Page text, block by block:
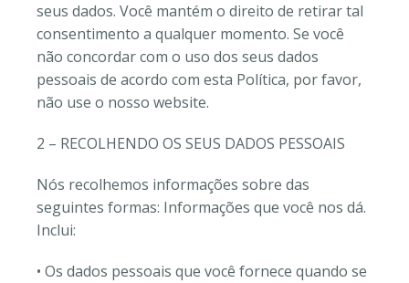
seus dados. Você mantém o direito de retirar tal
consentimento a qualquer momento. Se você
não concordar com o uso dos seus dados
pessoais de acordo com esta Política, por favor,
não use o nosso website.
2 – RECOLHENDO OS SEUS DADOS PESSOAIS
Nós recolhemos informações sobre das
seguintes formas: Informações que você nos dá.
Inclui:
• Os dados pessoais que você fornece quando se